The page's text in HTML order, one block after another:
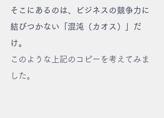
そこにあるのは、ビジネスの競争力に
結びつかない「混沌（カオス）」だ
け。
​このような上記のコピーを考えてみま
した。